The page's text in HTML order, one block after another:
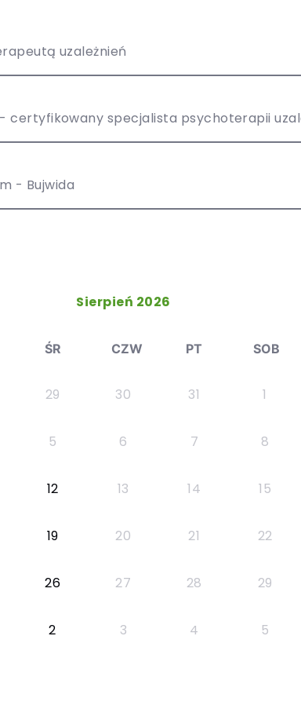
uzależnień
- Bujwida
Sierpień 2026
ŚR CZW PT SOB
29 30 31 1
5 6 7 8
12 13 14 15
19 20 21 22
26 27 28 29
2 3 4 5